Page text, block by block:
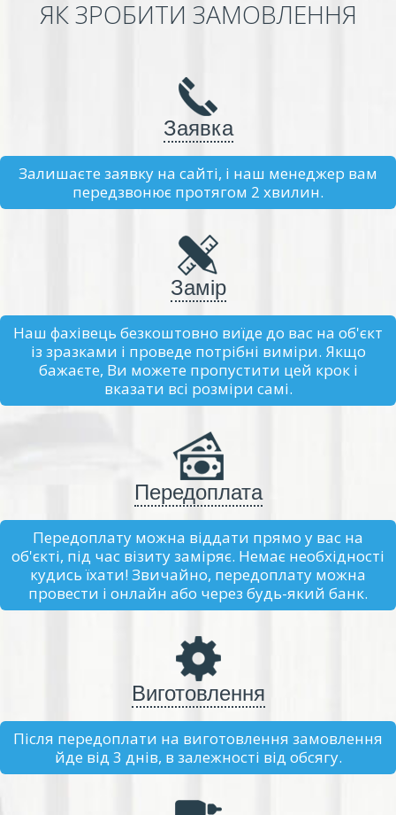
ЯК ЗРОБИТИ ЗАМОВЛЕННЯ
Заявка
Залишаєте заявку на сайті, і наш менеджер вам
передзвонює протягом 2 хвилин.
Замір
Наш фахівець безкоштовно виїде до вас на об'єкт
із зразками і проведе потрібні виміри. Якщо
бажаєте, Ви можете пропустити цей крок і
вказати всі розміри самі.
Передоплата
Передоплату можна віддати прямо у вас на
об'єкті, під час візиту заміряє. Немає необхідності
кудись їхати! Звичайно, передоплату можна
провести і онлайн або через будь-який банк.
Виготовлення
Після передоплати на виготовлення замовлення
йде від 3 днів, в залежності від обсягу.